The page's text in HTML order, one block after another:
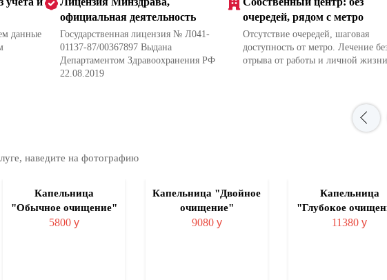
данные
официальная деятельность
Государственная лицензия № Л041-
01137-87/00367897 Выдана
Департаментом Здравоохранения РФ
22.08.2019
очередей, рядом с метро
Отсутствие очередей, шаговая
доступность от метро. Лечение
отрыва от работы и личной жизни
наведите на фотографию
Капельница
"Обычное очищение"
5800 у
Капельница "Двойное
очищение"
9080 у
Капельница
"Глубокое
11380 у